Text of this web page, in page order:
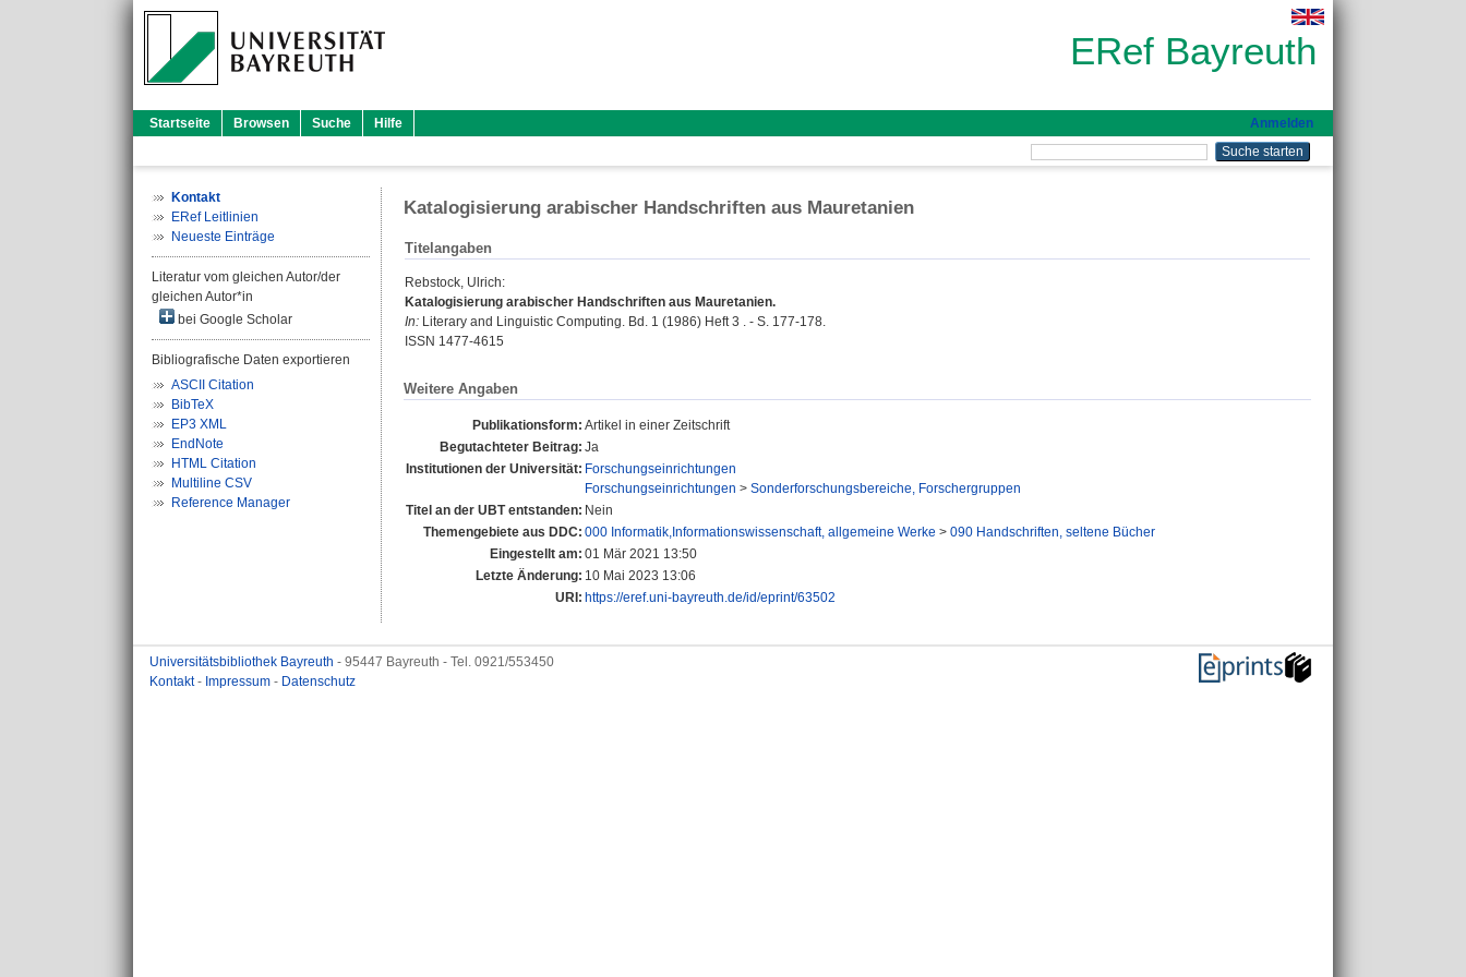
ERef Bayreuth
Startseite Browsen Suche Hilfe Anmelden
Kontakt
ERef Leitlinien
Neueste Einträge
Literatur vom gleichen Autor/der
gleichen Autor*in
bei Google Scholar
Bibliografische Daten exportieren
ASCII Citation
BibTeX
EP3 XML
EndNote
HTML Citation
Multiline CSV
Reference Manager
Katalogisierung arabischer Handschriften aus Mauretanien
Titelangaben
Rebstock, Ulrich:
Katalogisierung arabischer Handschriften aus Mauretanien.
In: Literary and Linguistic Computing. Bd. 1 (1986) Heft 3 . - S. 177-178.
ISSN 1477-4615
Weitere Angaben
Publikationsform: Artikel in einer Zeitschrift
Begutachteter Beitrag: Ja
Institutionen der Universität: Forschungseinrichtungen
Forschungseinrichtungen > Sonderforschungsbereiche, Forschergruppen
Titel an der UBT entstanden: Nein
Themengebiete aus DDC: 000 Informatik,Informationswissenschaft, allgemeine Werke > 090 Handschriften, seltene Bücher
Eingestellt am: 01 Mär 2021 13:50
Letzte Änderung: 10 Mai 2023 13:06
URI: https://eref.uni-bayreuth.de/id/eprint/63502
Universitätsbibliothek Bayreuth - 95447 Bayreuth - Tel. 0921/553450
Kontakt- Impressum - Datenschutz